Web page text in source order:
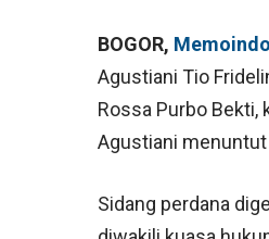
BOGOR,
Agustiani Tio
Rossa Purbo Bekti,
Agustiani menuntut
Sidang perdana